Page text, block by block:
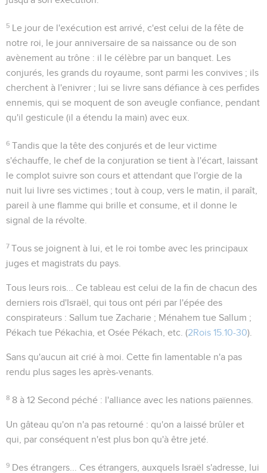
5 Le jour de l'exécution est arrivé, c'est celui de la fête de
notre roi , le jour anniversaire de sa naissance ou de son
avènement au trône : il le célèbre par un banquet. Les
conjurés, les grands du royaume, sont parmi les convives ; ils
cherchent à l'enivrer ; lui se livre sans défiance à ces perfides
ennemis, qui se moquent de son aveugle confiance, pendant
qu'il gesticule (il a étendu la main) avec eux.
6 Tandis que la tête des conjurés et de leur victime
s'échauffe, le chef de la conjuration se tient à l'écart, laissant
le complot suivre son cours et attendant que l'orgie de la
nuit lui livre ses victimes ; tout à coup, vers le matin, il paraît,
pareil à une flamme qui brille et consume, et il donne le
signal de la révolte.
7 Tous se joignent à lui, et le roi tombe avec les principaux
juges et magistrats du pays.
Tous leurs rois...
Ce tableau est celui de la fin de chacun des
derniers rois d'Israël, qui tous ont péri par l'épée des
conspirateurs : Sallum tue Zacharie ; Ménahem tue Sallum ;
Pékach tue Pékachia, et Osée Pékach, etc. (2Rois 15.10-30).
Sans qu'aucun ait crié à moi . Cette fin lamentable n'a pas
rendu plus sages les après-venants.
8 8 à 12 Second péché : l'alliance avec les nations païennes.
Un gâteau qu'on n'a pas retourné : qu'on a laissé brûler et
qui, par conséquent n'est plus bon qu'à être jeté.
9 Des étrangers...
Ces étrangers, auxquels Israël s'adresse, lui